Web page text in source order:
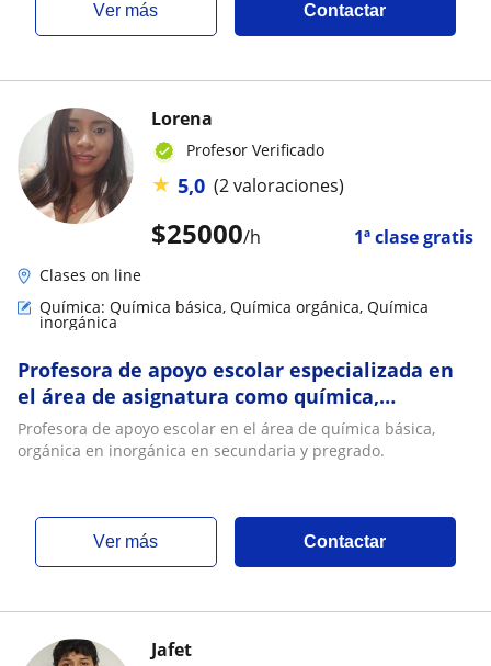
ver más Contactar
$25000/h 1ª clase gratis
Lorena
Profesor Verificado
★ 5,0 (2 valoraciones)
Clases on line
Química: Química básica, Química orgánica, Química
inorgánica
Profesora de apoyo escolar especializada en
el área de asignatura como química,
matemáticas en primaria y secundaria y
pregrado
Profesora de apoyo escolar en el área de química básica,
orgánica en inorgánica en secundaria y pregrado.
ver más Contactar
Jafet